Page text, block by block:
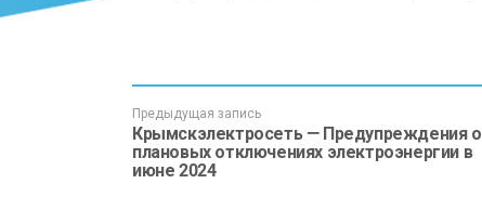
Предыдущая запись
Крымскэлектросеть — Предупреждения о
плановых отключениях электроэнергии в
июне 2024